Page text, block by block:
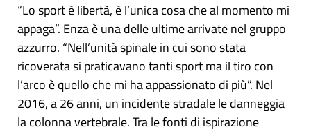
“Lo sport è libertà, è l’unica cosa che al momento mi
appaga”. Enza è una delle ultime arrivate nel gruppo
azzurro. “Nell’unità spinale in cui sono stata
ricoverata si praticavano tanti sport ma il tiro con
l’arco è quello che mi ha appassionato di più”. Nel
2016, a 26 anni, un incidente stradale le danneggia
la colonna vertebrale. Tra le fonti di ispirazione